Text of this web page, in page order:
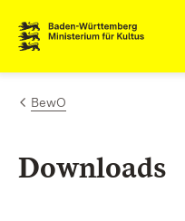
Zum Inhalt springen
Link zur Startseite
BewO
Downloads